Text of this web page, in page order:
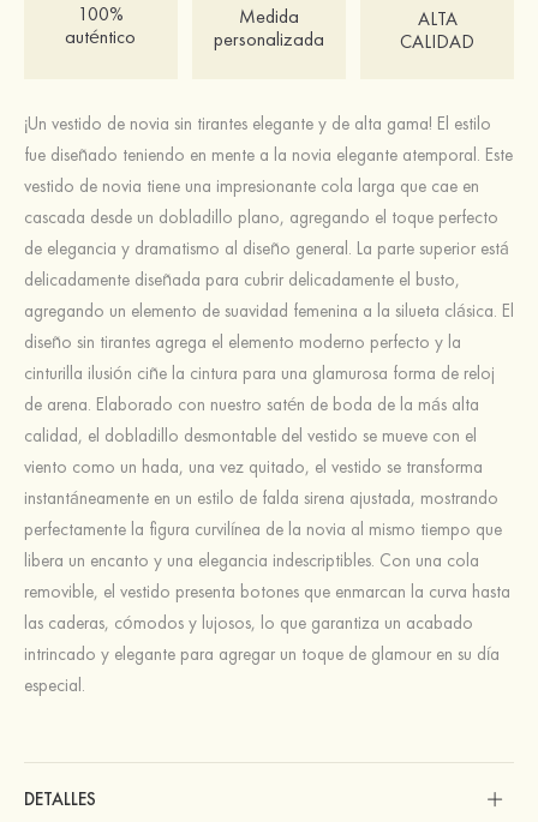
100%
auténtico
Medida
personalizada
ALTA
CALIDAD
¡Un vestido de novia sin tirantes elegante y de alta gama! El estilo
fue diseñado teniendo en mente a la novia elegante atemporal. Este
vestido de novia tiene una impresionante cola larga que cae en
cascada desde un dobladillo plano, agregando el toque perfecto
de elegancia y dramatismo al diseño general. La parte superior está
delicadamente diseñada para cubrir delicadamente el busto,
agregando un elemento de suavidad femenina a la silueta clásica. El
diseño sin tirantes agrega el elemento moderno perfecto y la
cinturilla ilusión ciñe la cintura para una glamurosa forma de reloj
de arena. Elaborado con nuestro satén de boda de la más alta
calidad, el dobladillo desmontable del vestido se mueve con el
viento como un hada, una vez quitado, el vestido se transforma
instantáneamente en un estilo de falda sirena ajustada, mostrando
perfectamente la figura curvilínea de la novia al mismo tiempo que
libera un encanto y una elegancia indescriptibles. Con una cola
removible, el vestido presenta botones que enmarcan la curva hasta
las caderas, cómodos y lujosos, lo que garantiza un acabado
intrincado y elegante para agregar un toque de glamour en su día
especial.
DETALLES